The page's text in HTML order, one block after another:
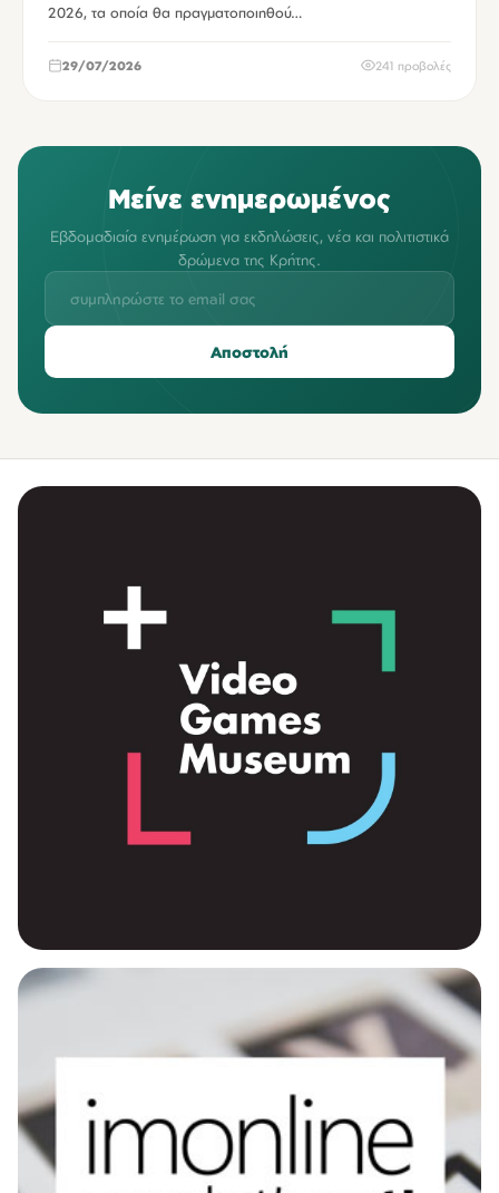
2026, τα οποία θα πραγματοποιηθού…
29/07/2026 241 προβολές
Μείνε ενημερωμένος
Εβδομαδιαία ενημέρωση για εκδηλώσεις, νέα και πολιτιστικά
δρώμενα της Κρήτης.
Αποστολή